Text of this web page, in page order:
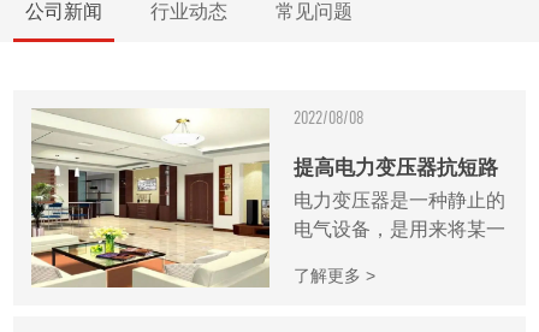
公司新闻 行业动态 常见问题
2022/08/08
提高电力变压器抗短路
能力的措施
电力变压器是一种静止的
电气设备，是用来将某一
变成频率相同的另一种或
了解更多 >